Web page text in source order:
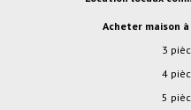
Acheter maison
3
4
5